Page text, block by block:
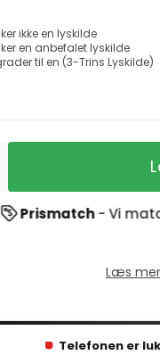
ikke en lyskilde
en anbefalet lyskilde
til en (3-Trins Lyskilde)
- Vi matcher prisen
Læs
Telefonen er